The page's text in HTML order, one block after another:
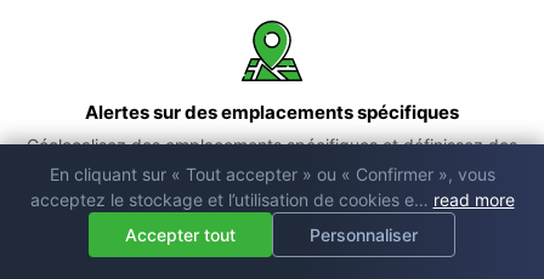
Alertes sur des emplacements spécifiques
Géolocalisez des emplacements spécifiques et définissez des
alertes pour les arrivées ou les départs sur ces lieux marqués.
En cliquant sur « Tout accepter » ou « Confirmer », vous
acceptez le stockage et l’utilisation de cookies e… read more
Accepter tout
Personnaliser